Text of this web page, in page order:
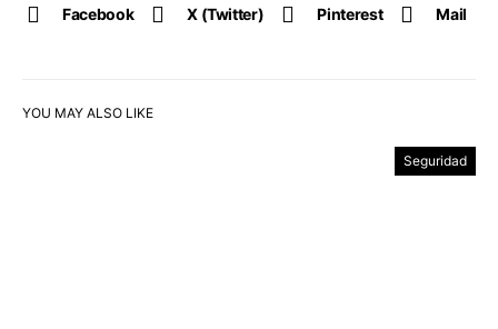
Facebook X (Twitter) Pinterest Mail
YOU MAY ALSO LIKE
Seguridad